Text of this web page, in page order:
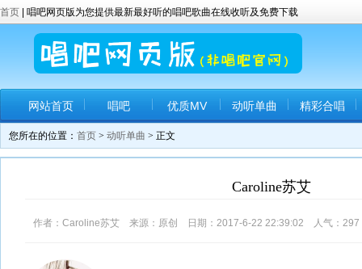
首页 | 唱吧网页版为您提供最新最好听的唱吧歌曲在线收听及免费下载
网站首页 唱吧 优质MV 动听单曲 精彩合唱
您所在的位置： 首页 > 动听单曲 > 正文
Caroline苏艾
作者：Caroline苏艾 来源：原创 日期：2017-6-22 22:39:02 人气： 297